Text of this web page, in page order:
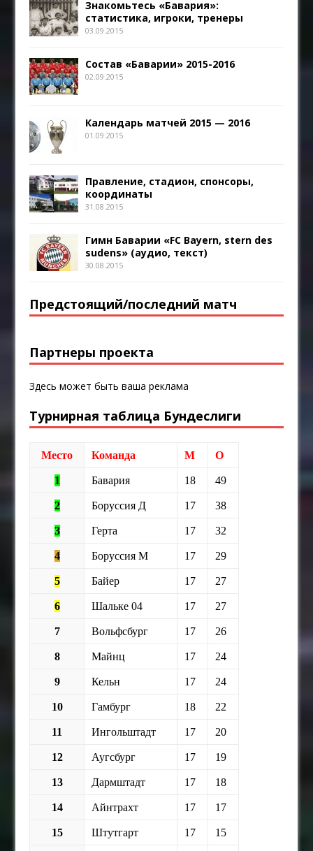
Знакомьтесь «Бавария»:
статистика, игроки, тренеры
03.09.2015
Состав «Баварии» 2015-2016
02.09.2015
Календарь матчей 2015 — 2016
01.09.2015
Правление, стадион, спонсоры,
координаты
31.08.2015
Гимн Баварии «FC Bayern, stern des
sudens» (аудио, текст)
30.08.2015
Предстоящий/последний матч
Партнеры проекта
Здесь может быть ваша реклама
Турнирная таблица Бундеслиги
Место Команда М О
1 Бавария 18 49
2 Боруссия Д 17 38
3 Герта 17 32
4 Боруссия М 17 29
5 Байер 17 27
6 Шальке 04 17 27
7 Вольфсбург 17 26
8 Майнц 17 24
9 Кельн 17 24
10 Гамбург 18 22
11 Ингольштадт 17 20
12 Аугсбург 17 19
13 Дармштадт 17 18
14 Айнтрахт 17 17
15 Штутгарт 17 15